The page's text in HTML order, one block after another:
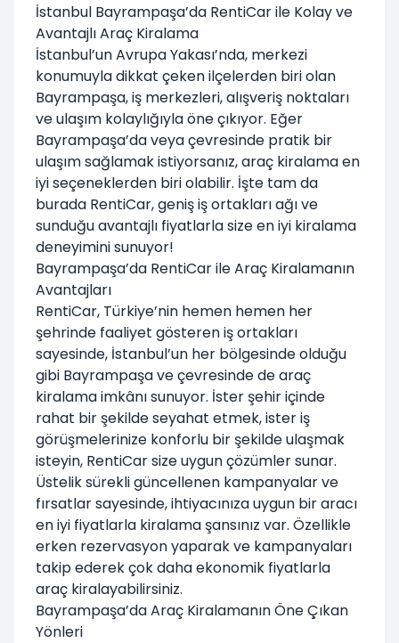
İstanbul Bayrampaşa’da RentiCar ile Kolay ve
Avantajlı Araç Kiralama
İstanbul’un Avrupa Yakası’nda, merkezi
konumuyla dikkat çeken ilçelerden biri olan
Bayrampaşa, iş merkezleri, alışveriş noktaları
ve ulaşım kolaylığıyla öne çıkıyor. Eğer
Bayrampaşa’da veya çevresinde pratik bir
ulaşım sağlamak istiyorsanız, araç kiralama en
iyi seçeneklerden biri olabilir. İşte tam da
burada RentiCar, geniş iş ortakları ağı ve
sunduğu avantajlı fiyatlarla size en iyi kiralama
deneyimini sunuyor!
Bayrampaşa’da RentiCar ile Araç Kiralamanın
Avantajları
RentiCar, Türkiye’nin hemen hemen her
şehrinde faaliyet gösteren iş ortakları
sayesinde, İstanbul’un her bölgesinde olduğu
gibi Bayrampaşa ve çevresinde de araç
kiralama imkânı sunuyor. İster şehir içinde
rahat bir şekilde seyahat etmek, ister iş
görüşmelerinize konforlu bir şekilde ulaşmak
isteyin, RentiCar size uygun çözümler sunar.
Üstelik sürekli güncellenen kampanyalar ve
fırsatlar sayesinde, ihtiyacınıza uygun bir aracı
en iyi fiyatlarla kiralama şansınız var. Özellikle
erken rezervasyon yaparak ve kampanyaları
takip ederek çok daha ekonomik fiyatlarla
araç kiralayabilirsiniz.
Bayrampaşa’da Araç Kiralamanın Öne Çıkan
Yönleri